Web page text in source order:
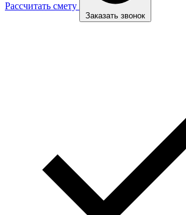
Рассчитать смету
Заказать звонок